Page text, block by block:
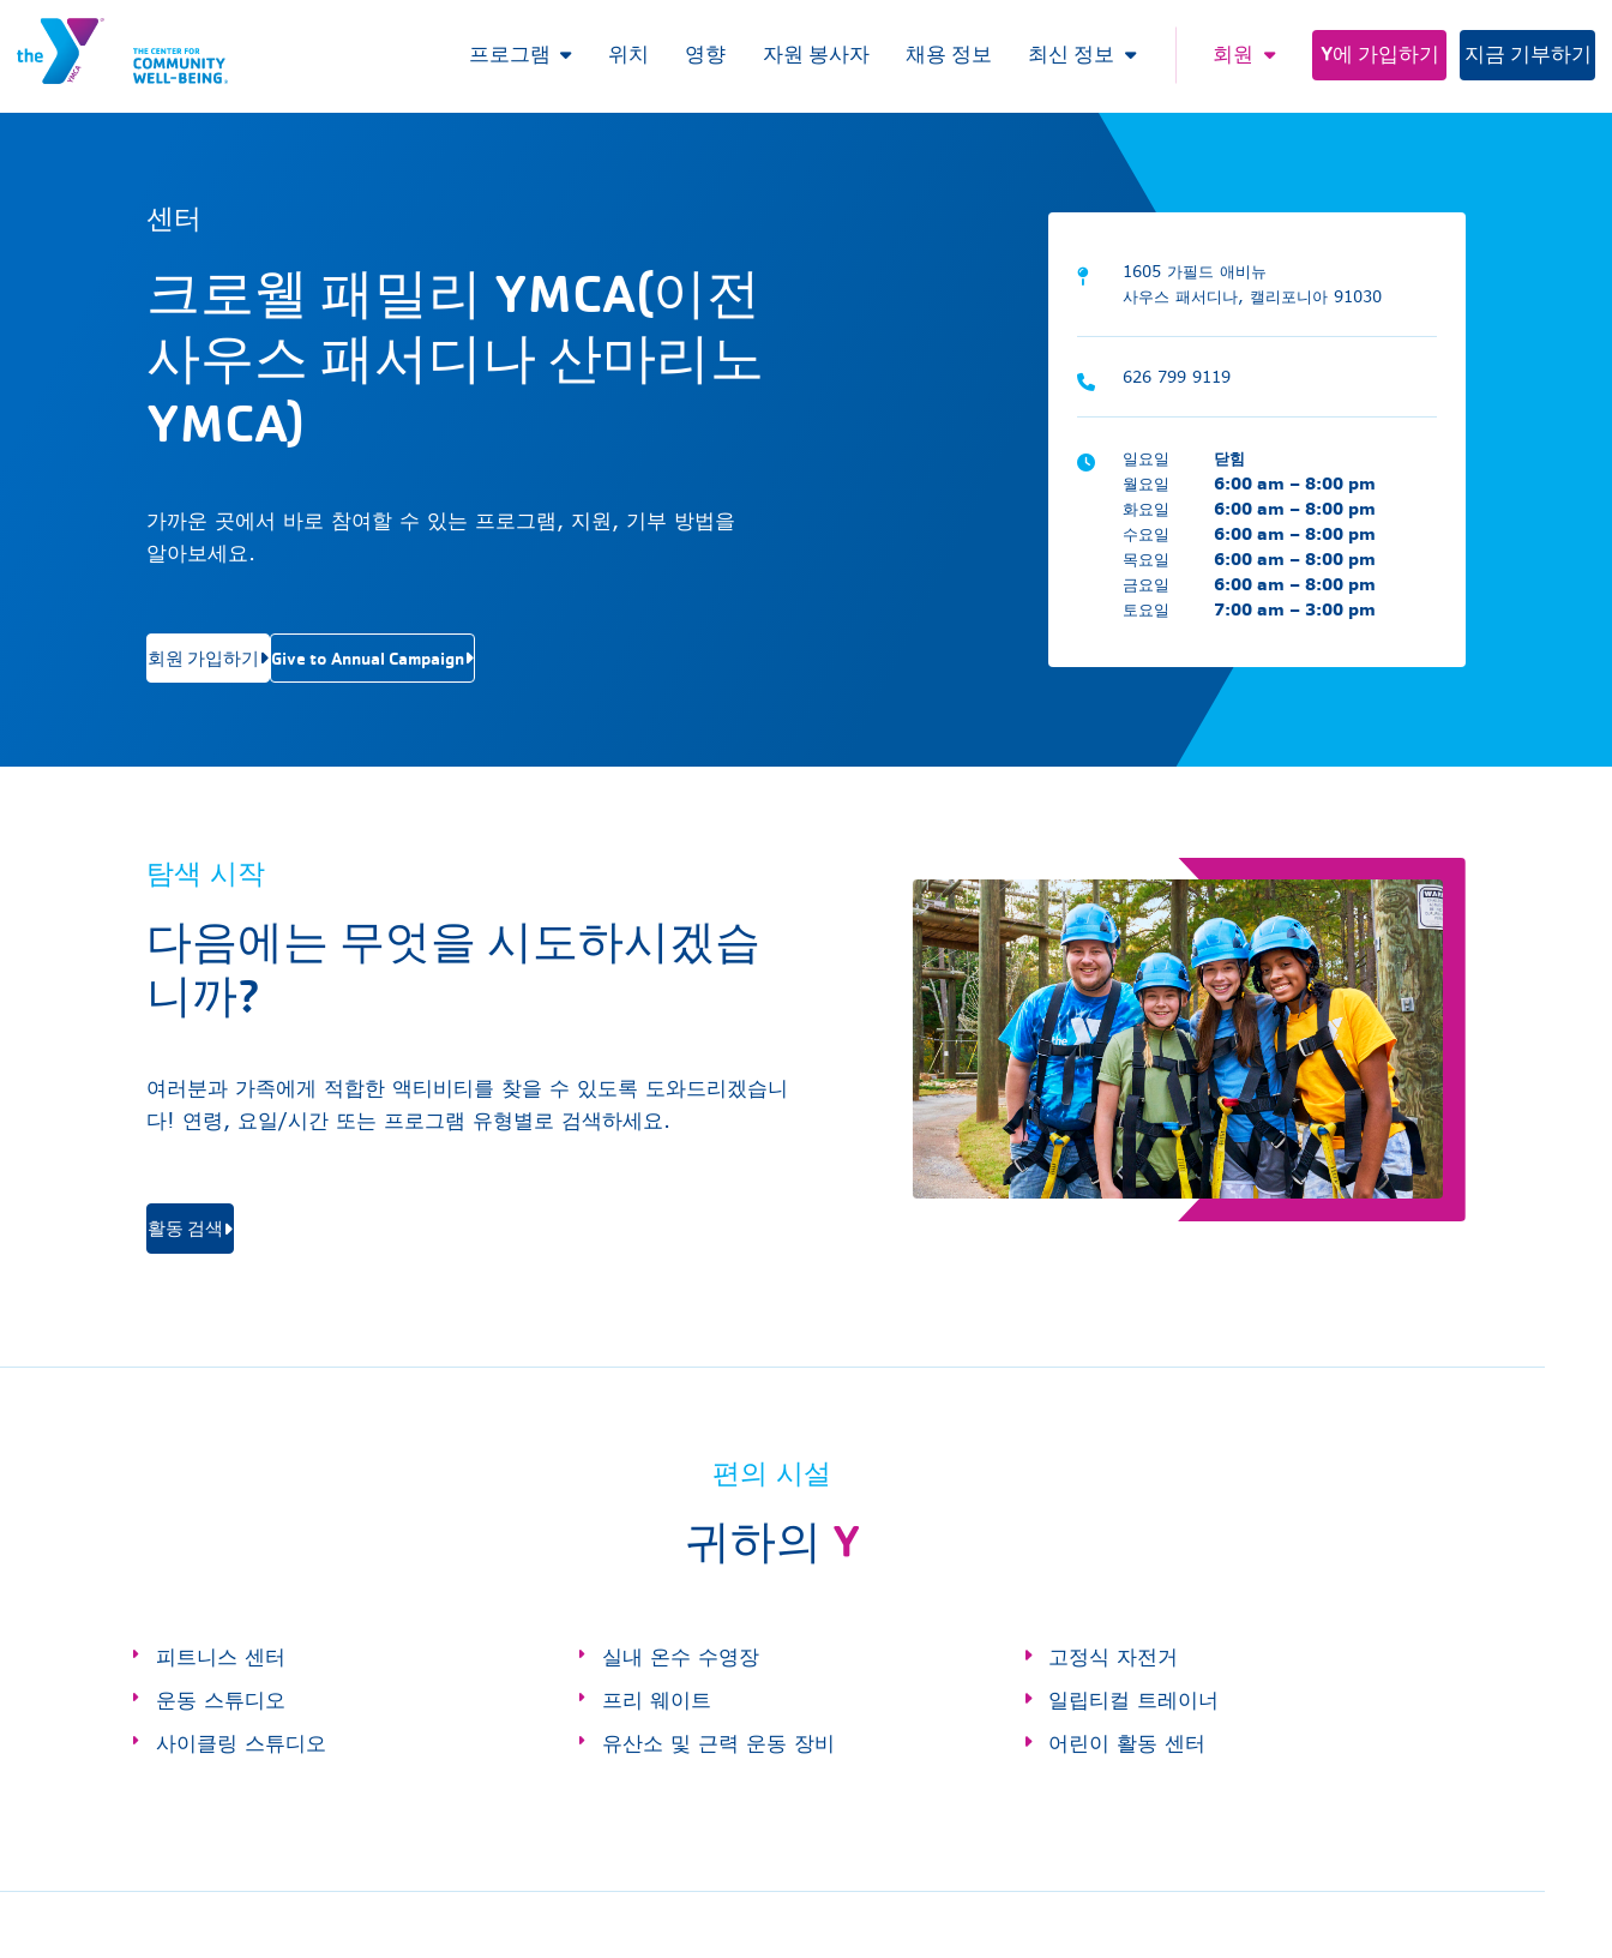
프로그램 위치 영향 자원 봉사자 채용 정보 최신 정보 회원 Y에 가입하기 지금 기부하기
센터
크로웰 패밀리 YMCA(이전
사우스 패서디나 산마리노
YMCA)
가까운 곳에서 바로 참여할 수 있는 프로그램, 지원, 기부 방법을
알아보세요.
회원 가입하기 Give to Annual Campaign
1605 가필드 애비뉴
사우스 패서디나, 캘리포니아 91030
626 799 9119
일요일
닫힘
월요일
6:00 am – 8:00 pm
화요일
6:00 am – 8:00 pm
수요일
6:00 am – 8:00 pm
목요일
6:00 am – 8:00 pm
금요일
6:00 am – 8:00 pm
토요일
7:00 am – 3:00 pm
탐색 시작
다음에는 무엇을 시도하시겠습
니까?
여러분과 가족에게 적합한 액티비티를 찾을 수 있도록 도와드리겠습니
다! 연령, 요일/시간 또는 프로그램 유형별로 검색하세요.
활동 검색
편의 시설
귀하의 Y
피트니스 센터
운동 스튜디오
사이클링 스튜디오
실내 온수 수영장
프리 웨이트
유산소 및 근력 운동 장비
고정식 자전거
일립티컬 트레이너
어린이 활동 센터